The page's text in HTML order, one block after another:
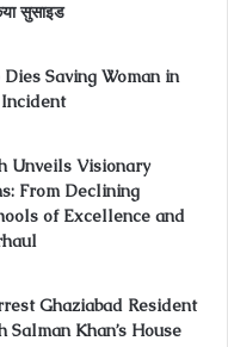
सुसाइड
Saving Woman in
Unveils Visionary
From Declining
of Excellence and
Ghaziabad Resident
Salman Khan’s House